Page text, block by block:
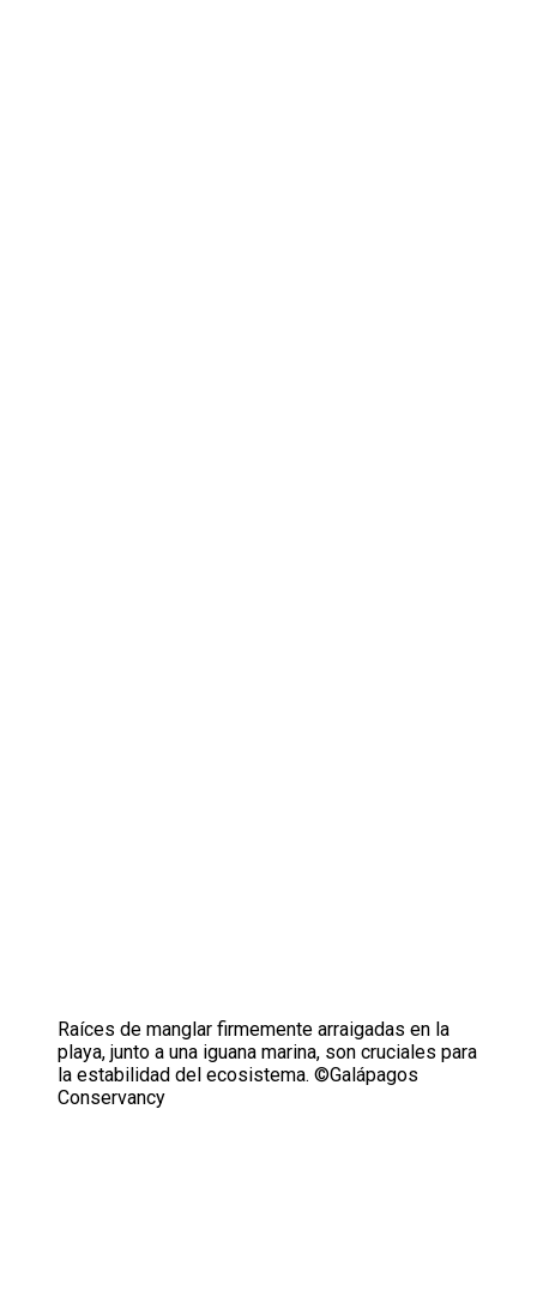
Raíces de manglar firmemente arraigadas en la
playa, junto a una iguana marina, son cruciales para
la estabilidad del ecosistema. ©Galápagos
Conservancy